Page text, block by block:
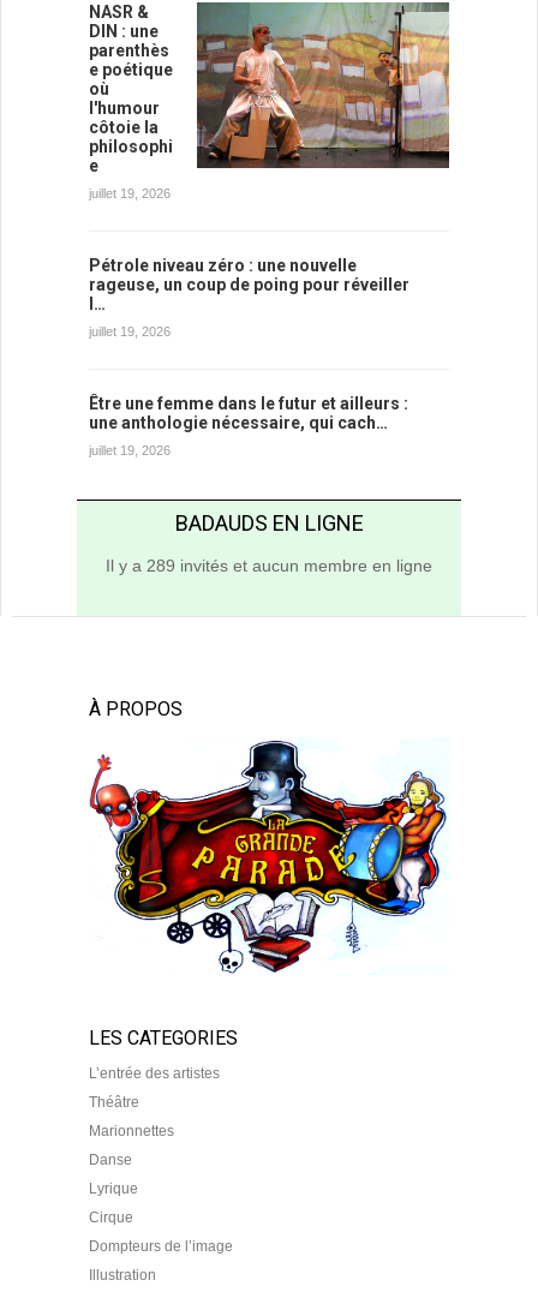
NASR &
DIN : une
parenthès
e poétique
où
l'humour
côtoie la
philosophi
e
juillet 19, 2026
Pétrole niveau zéro : une nouvelle
rageuse, un coup de poing pour réveiller
l…
juillet 19, 2026
Être une femme dans le futur et ailleurs :
une anthologie nécessaire, qui cach…
juillet 19, 2026
BADAUDS EN LIGNE
Il y a 289 invités et aucun membre en ligne
À PROPOS
LES CATEGORIES
L’entrée des artistes
Théâtre
Marionnettes
Danse
Lyrique
Cirque
Dompteurs de l’image
Illustration